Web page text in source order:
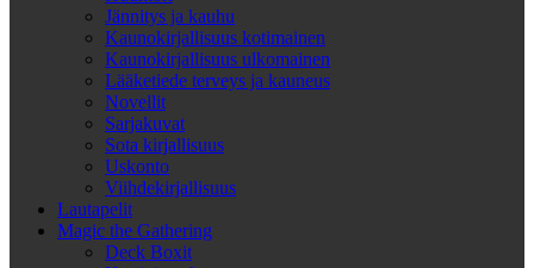
Jännitys ja kauhu
Kaunokirjallisuus kotimainen
Kaunokirjallisuus ulkomainen
Lääketiede terveys ja kauneus
Novellit
Sarjakuvat
Sota kirjallisuus
Uskonto
Viihdekirjallisuus
Lautapelit
Magic the Gathering
Deck Boxit